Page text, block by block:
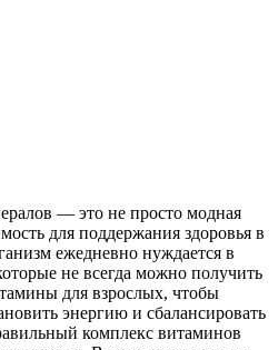
— это не просто модная
для поддержания здоровья в
ежедневно нуждается в
не всегда можно получить
для взрослых, чтобы
энергию и сбалансировать
комплекс витаминов